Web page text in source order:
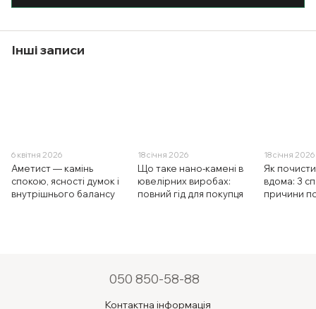
Інші записи
6 квітня 2026
Аметист — камінь
спокою, ясності думок і
внутрішнього балансу
18 січня 2026
Що таке нано-камені в
ювелірних виробах:
повний гід для покупця
18 січня 2026
Як
вдома: 3
причини
050 850-58-88
Контактна інформація